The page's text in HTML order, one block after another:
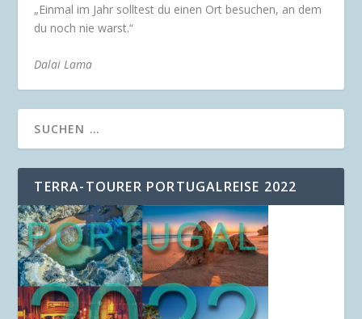
„Einmal im Jahr solltest du einen Ort besuchen, an dem
du noch nie warst.“
Dalai Lama
TERRA-TOURER PORTUGALREISE 2022